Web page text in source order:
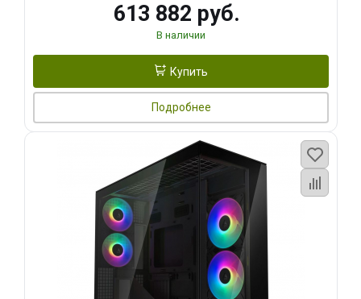
613 882 руб.
В наличии
Купить
Подробнее